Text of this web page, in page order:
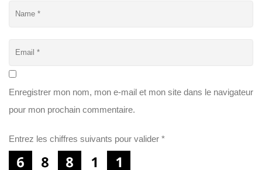
Enregistrer mon nom, mon e-mail et mon site dans le navigateur
pour mon prochain commentaire.
Entrez les chiffres suivants pour valider *